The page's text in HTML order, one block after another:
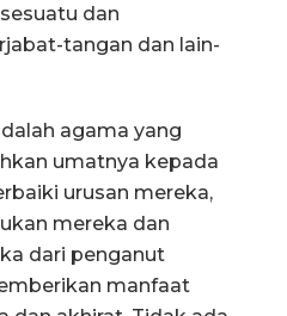
dan
tangan dan lain-
agama yang
umatnya kepada
urusan mereka,
mereka dan
dari penganut
manfaat